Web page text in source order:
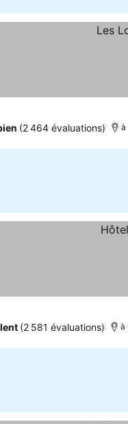
(2 464 évaluations) à
(2 581 évaluations) à